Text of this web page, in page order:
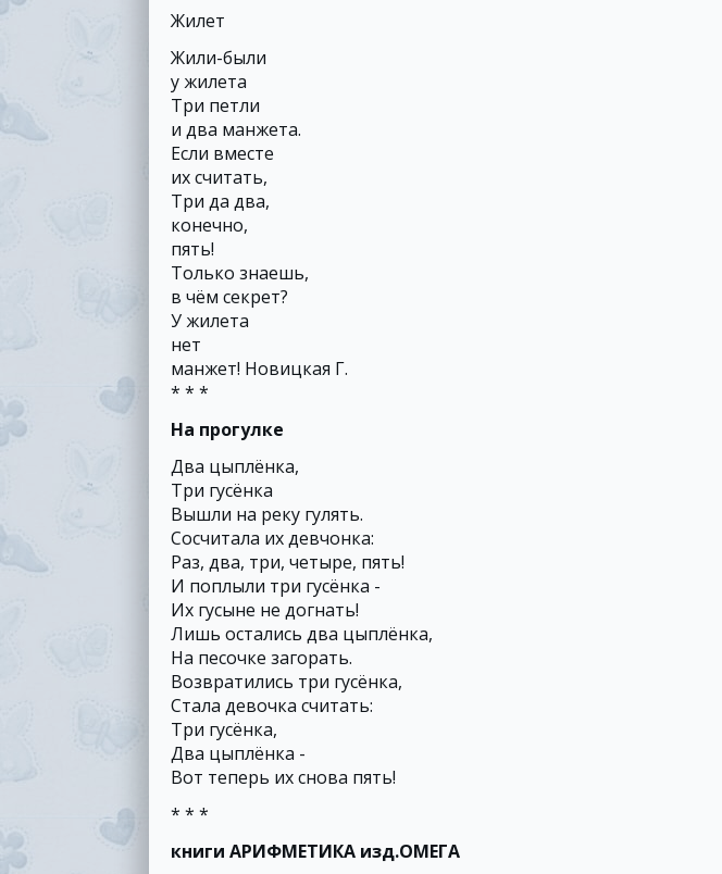
Жилет
Жили-были
у жилета
Три петли
и два манжета.
Если вместе
их считать,
Три да два,
конечно,
пять!
Только знаешь,
в чём секрет?
У жилета
нет
манжет! Новицкая Г.
* * *
На прогулке
Два цыплёнка,
Три гусёнка
Вышли на реку гулять.
Сосчитала их девчонка:
Раз, два, три, четыре, пять!
И поплыли три гусёнка -
Их гусыне не догнать!
Лишь остались два цыплёнка,
На песочке загорать.
Возвратились три гусёнка,
Стала девочка считать:
Три гусёнка,
Два цыплёнка -
Вот теперь их снова пять!
* * *
книги АРИФМЕТИКА изд.ОМЕГА